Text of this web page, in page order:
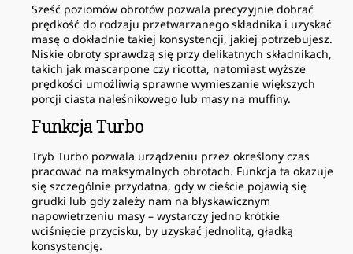
Sześć poziomów obrotów pozwala precyzyjnie dobrać
prędkość do rodzaju przetwarzanego składnika i uzyskać
masę o dokładnie takiej konsystencji, jakiej potrzebujesz.
Niskie obroty sprawdzą się przy delikatnych składnikach,
takich jak mascarpone czy ricotta, natomiast wyższe
prędkości umożliwią sprawne wymieszanie większych
porcji ciasta naleśnikowego lub masy na muffiny.
Funkcja Turbo
Tryb Turbo pozwala urządzeniu przez określony czas
pracować na maksymalnych obrotach. Funkcja ta okazuje
się szczególnie przydatna, gdy w cieście pojawią się
grudki lub gdy zależy nam na błyskawicznym
napowietrzeniu masy – wystarczy jedno krótkie
wciśnięcie przycisku, by uzyskać jednolitą, gładką
konsystencję.